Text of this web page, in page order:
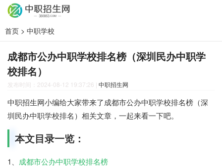
首页 > 中职学校
成都市公办中职学校排名榜（深圳民办中职学
校排名）
发布时间：2024-08-12 19:37:26 | 中职招生网
中职招生网小编给大家带来了成都市公办中职学校排名榜（深
圳民办中职学校排名）相关文章，一起来看一下吧。
本文目录一览：
1、 成都市公办中职学校排名榜